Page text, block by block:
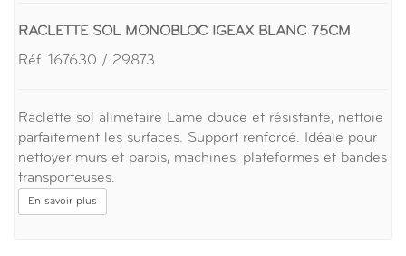
RACLETTE SOL MONOBLOC IGEAX BLANC 75CM
Réf. 167630 / 29873
Raclette sol alimetaire Lame douce et résistante, nettoie
parfaitement les surfaces. Support renforcé. Idéale pour
nettoyer murs et parois, machines, plateformes et bandes
transporteuses.
En savoir plus